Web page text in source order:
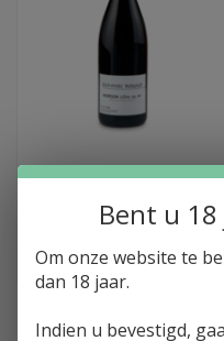
Toevoegen aan winkelwagen
Jean-Marc Burgaud,
Morgon, Côte du Py,
2022
€20,85
Bent u
Om onze website te
dan 18 jaar.
Indien u bevestigd,